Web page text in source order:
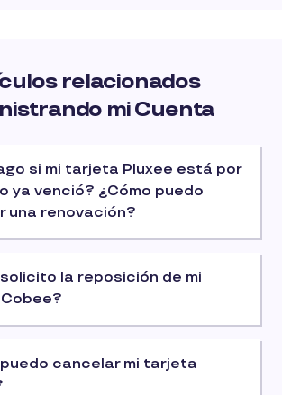
relacionados
mi Cuenta
si mi tarjeta Pluxee está por
ya venció? ¿Cómo puedo
una renovación?
la reposición de mi
puedo cancelar mi tarjeta